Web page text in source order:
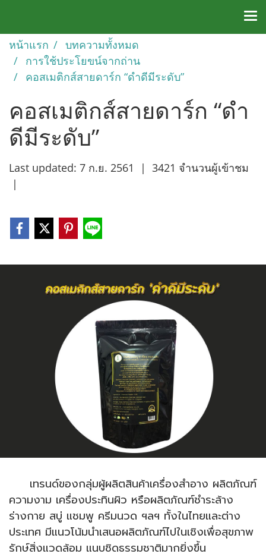
หน้าแรก
บทความทั้งหมด
การใช้ประโยขน์จากถ่าน
คอสเมติกส์สายดาร์ก “ดำดีมีระดับ”
คอสเมติกส์สายดาร์ก “ดำ
ดีมีระดับ”
Last updated: 7 ก.ย. 2561 | 3421 จำนวนผู้เข้าชม
|
เทรนด์ของกลุ่มผู้ผลิตสินค้าเครื่องสำอาง ผลิตภัณฑ์
ความงาม เครื่องประทินผิว หรือผลิตภัณฑ์ชำระล้าง
ร่างกาย สบู่ แชมพู ครีมนวด ฯลฯ ทั้งในไทยและต่าง
ประเทศ มีแนวโน้มนำเสนอผลิตภัณฑ์ไปในเชิงเพื่อสุขภาพ
รักษ์สิ่งแวดล้อม แนบชิดธรรมชาติมากยิ่งขึ้น